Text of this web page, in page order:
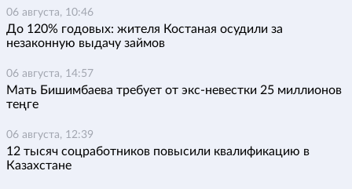
06 августа, 10:46
До 120% годовых: жителя Костаная осудили за
незаконную выдачу займов
06 августа, 14:57
Мать Бишимбаева требует от экс-невестки 25 миллионов
теңге
06 августа, 12:39
12 тысяч соцработников повысили квалификацию в
Казахстане